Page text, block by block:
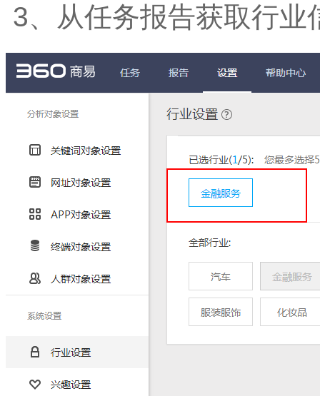
3、从任务报告获取行业